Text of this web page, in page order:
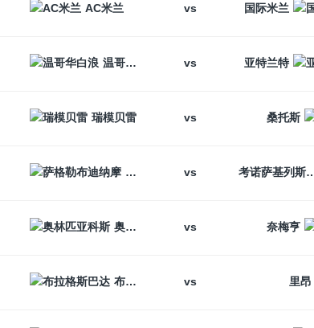
AC米兰 vs 国际米兰
温哥华白浪 vs 亚特兰特
瑞模贝雷 vs 桑托斯
萨格勒布迪纳摩
vs 考诺萨
奥林匹亚科斯 vs 奈梅亨
布拉格斯巴达 vs 里昂